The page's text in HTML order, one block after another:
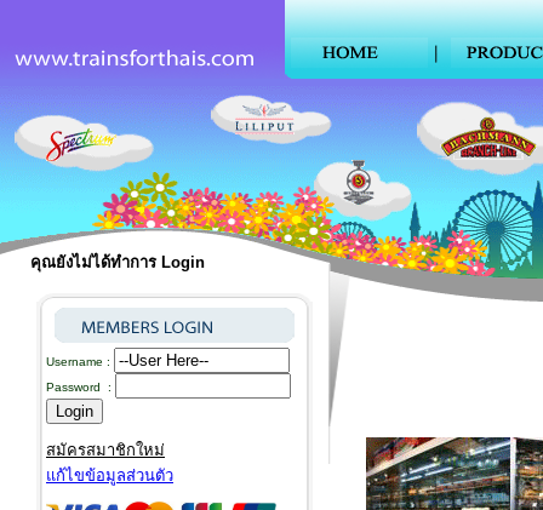
คุณยังไม่ได้ทำการ Login
Username :
Password :
สมัครสมาชิกใหม่
แก้ไขข้อมูลส่วนตัว